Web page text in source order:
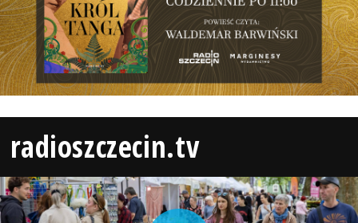
radioszczecin.tv